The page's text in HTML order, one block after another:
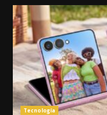
Tecnología